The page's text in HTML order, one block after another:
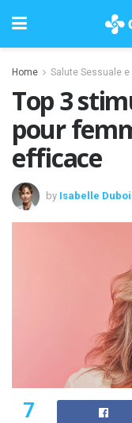
Home Salute Sessuale
Top 3
pour
efficace
by Isabelle
7